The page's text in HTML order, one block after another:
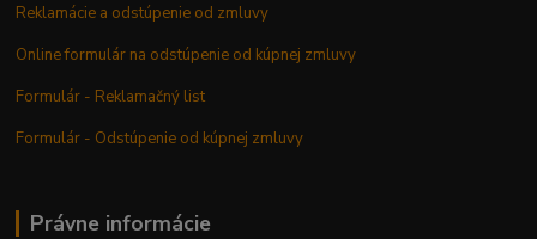
Reklamácie a odstúpenie od zmluvy
Online formulár na odstúpenie od kúpnej zmluvy
Formulár - Reklamačný list
Formulár - Odstúpenie od kúpnej zmluvy
Právne informácie